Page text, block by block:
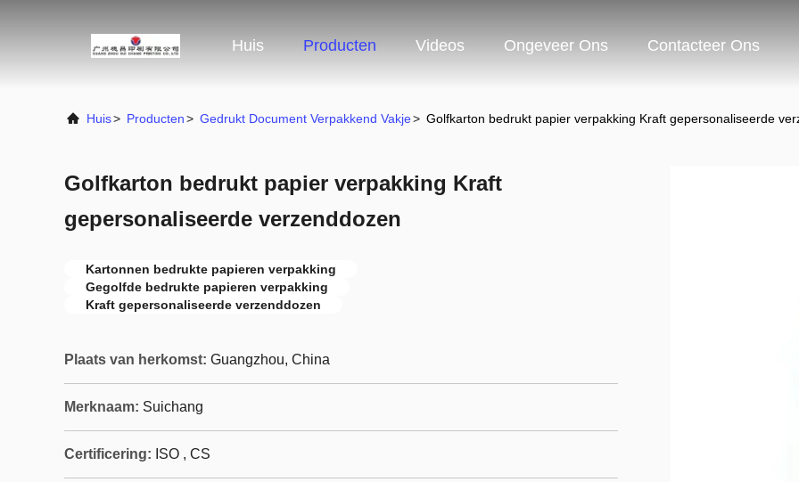
Huis Producten Videos Ongeveer Ons Contacteer Ons
Huis> Producten> Gedrukt Document Verpakkend Vakje> Golfkarton bedrukt papier verpakking Kraft gepersonaliseerde
Golfkarton bedrukt papier verpakking Kraft
gepersonaliseerde verzenddozen
Kartonnen bedrukte papieren verpakking
Gegolfde bedrukte papieren verpakking
Kraft gepersonaliseerde verzenddozen
Plaats van herkomst: Guangzhou, China
Merknaam: Suichang
Certificering: ISO , CS